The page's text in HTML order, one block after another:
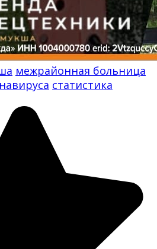
межрайонная больница
статистика